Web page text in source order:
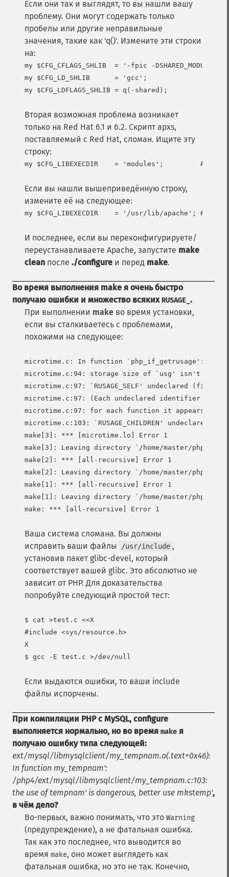
Если они так и выглядят, то вы нашли вашу
проблему. Они могут содержать только
пробелы или другие неправильные
значения, такие как 'q()'. Измените эти строки
на:
my $CFG_CFLAGS_SHLIB  = '-fpic -
my $CFG_LD_SHLIB      = 'gcc';                   #
Вторая возможная проблема возникает
только на Red Hat 6.1 и 6.2. Скрипт apxs,
поставляемый с Red Hat, сломан. Ищите эту
строку:
Если вы нашли вышеприведённую строку,
измените её на следующее:
И последнее, если вы переконфигурируете/
переустанавливаете Apache, запустите make
clean после ./configure и перед make.
Во время выполнения make я очень быстро
получаю ошибки и множество всякихRUSAGE_ .
При выполнении make во время установки,
если вы сталкиваетесь с проблемами,
похожими на следующее:
microtime.c: In function `php_if_getrusage':
microtime.c:94: storage size of `usg' isn't known
microtime.c:97: `RUSAGE_SELF' undeclared
microtime.c:97: (Each undeclared identifier is
microtime.c:97: for each function it appears in.)
microtime.c:103: `RUSAGE_CHILDREN'
make[3]: *** [microtime.lo] Error 1
make[3]: Leaving directory `/home/master/php-
make[2]: *** [all-recursive] Error 1
make[2]: Leaving directory `/home/master/php-
make[1]: *** [all-recursive] Error 1
make[1]: Leaving directory `/home/master/php-
Ваша система сломана. Вы должны
исправить ваши файлы
/usr/include ,
установив пакет glibc-devel, который
соответствует вашей glibc. Это абсолютно не
зависит от PHP. Для доказательства
попробуйте следующий простой тест:
$ cat >test.c <<X
#include <sys/resource.h>
X
Если выдаются ошибки, то ваши include
файлы испорчены.
При компиляции PHP с MySQL, configure
выполняется нормально, но во время make я
получаю ошибку типа следующей:
ext/mysql/libmysqlclient/my_tempnam.o(.text+0x46):
In function my_tempnam':
/php4/ext/mysql/libmysqlclient/my_tempnam.c:103:
the use of tempnam' is dangerous, better use mkstemp',
в чём дело?
Во-первых, важно понимать, что это Warning
(предупреждение), а не фатальная ошибка.
Так как это последнее, что выводится во
время make, оно может выглядеть как
фатальная ошибка, но это не так. Конечно,